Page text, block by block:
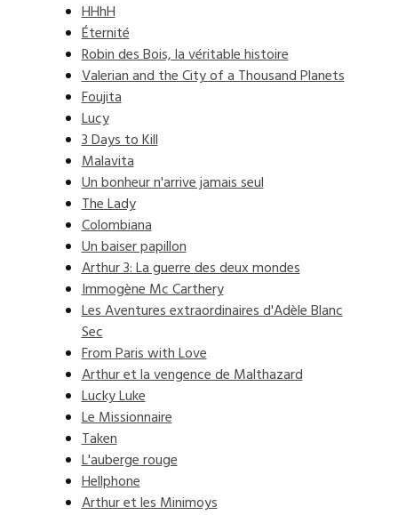
HHhH
Éternité
Robin des Bois, la véritable histoire
Valerian and the City of a Thousand Planets
Foujita
Lucy
3 Days to Kill
Malavita
Un bonheur n'arrive jamais seul
The Lady
Colombiana
Un baiser papillon
Arthur 3: La guerre des deux mondes
Immogène Mc Carthery
Les Aventures extraordinaires d'Adèle Blanc
Sec
From Paris with Love
Arthur et la vengence de Malthazard
Lucky Luke
Le Missionnaire
Taken
L'auberge rouge
Hellphone
Arthur et les Minimoys